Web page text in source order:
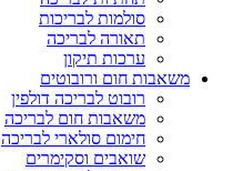
סולמות לבריכות
תאורה לבריכה
ערכות תיקון
משאבות חום ורובוטים
רובוט לבריכה דולפין
משאבות חום לבריכה
חימום סולארי לבריכה
שואבים וסקימרים